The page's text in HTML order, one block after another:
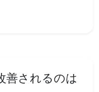
善されるのは